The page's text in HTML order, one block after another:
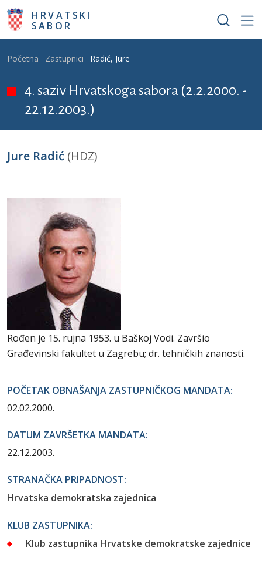
Skoči na glavni sadržaj
HRVATSKI
SABOR
Breadcrumb
Početna Zastupnici Radić, Jure
4. saziv Hrvatskoga sabora (2.2.2000. -
22.12.2003.)
Jure Radić (HDZ)
Rođen je 15. rujna 1953. u Baškoj Vodi. Završio
Građevinski fakultet u Zagrebu; dr. tehničkih znanosti.
POČETAK OBNAŠANJA ZASTUPNIČKOG MANDATA:
02.02.2000.
DATUM ZAVRŠETKA MANDATA:
22.12.2003.
STRANAČKA PRIPADNOST:
Hrvatska demokratska zajednica
KLUB ZASTUPNIKA:
Klub zastupnika Hrvatske demokratske zajednice